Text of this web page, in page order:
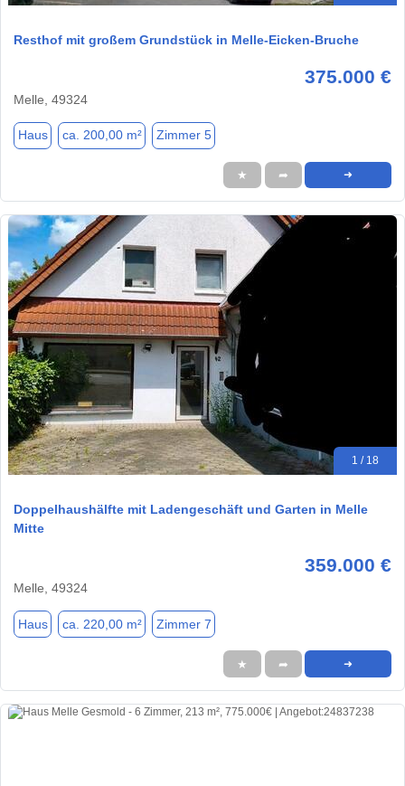
Resthof mit großem Grundstück in Melle-Eicken-Bruche
375.000 €
Melle, 49324
Haus ca. 200,00 m² Zimmer 5
★ ➦ ➜
1 / 18
Doppelhaushälfte mit Ladengeschäft und Garten in Melle
Mitte
359.000 €
Melle, 49324
Haus ca. 220,00 m² Zimmer 7
★ ➦ ➜